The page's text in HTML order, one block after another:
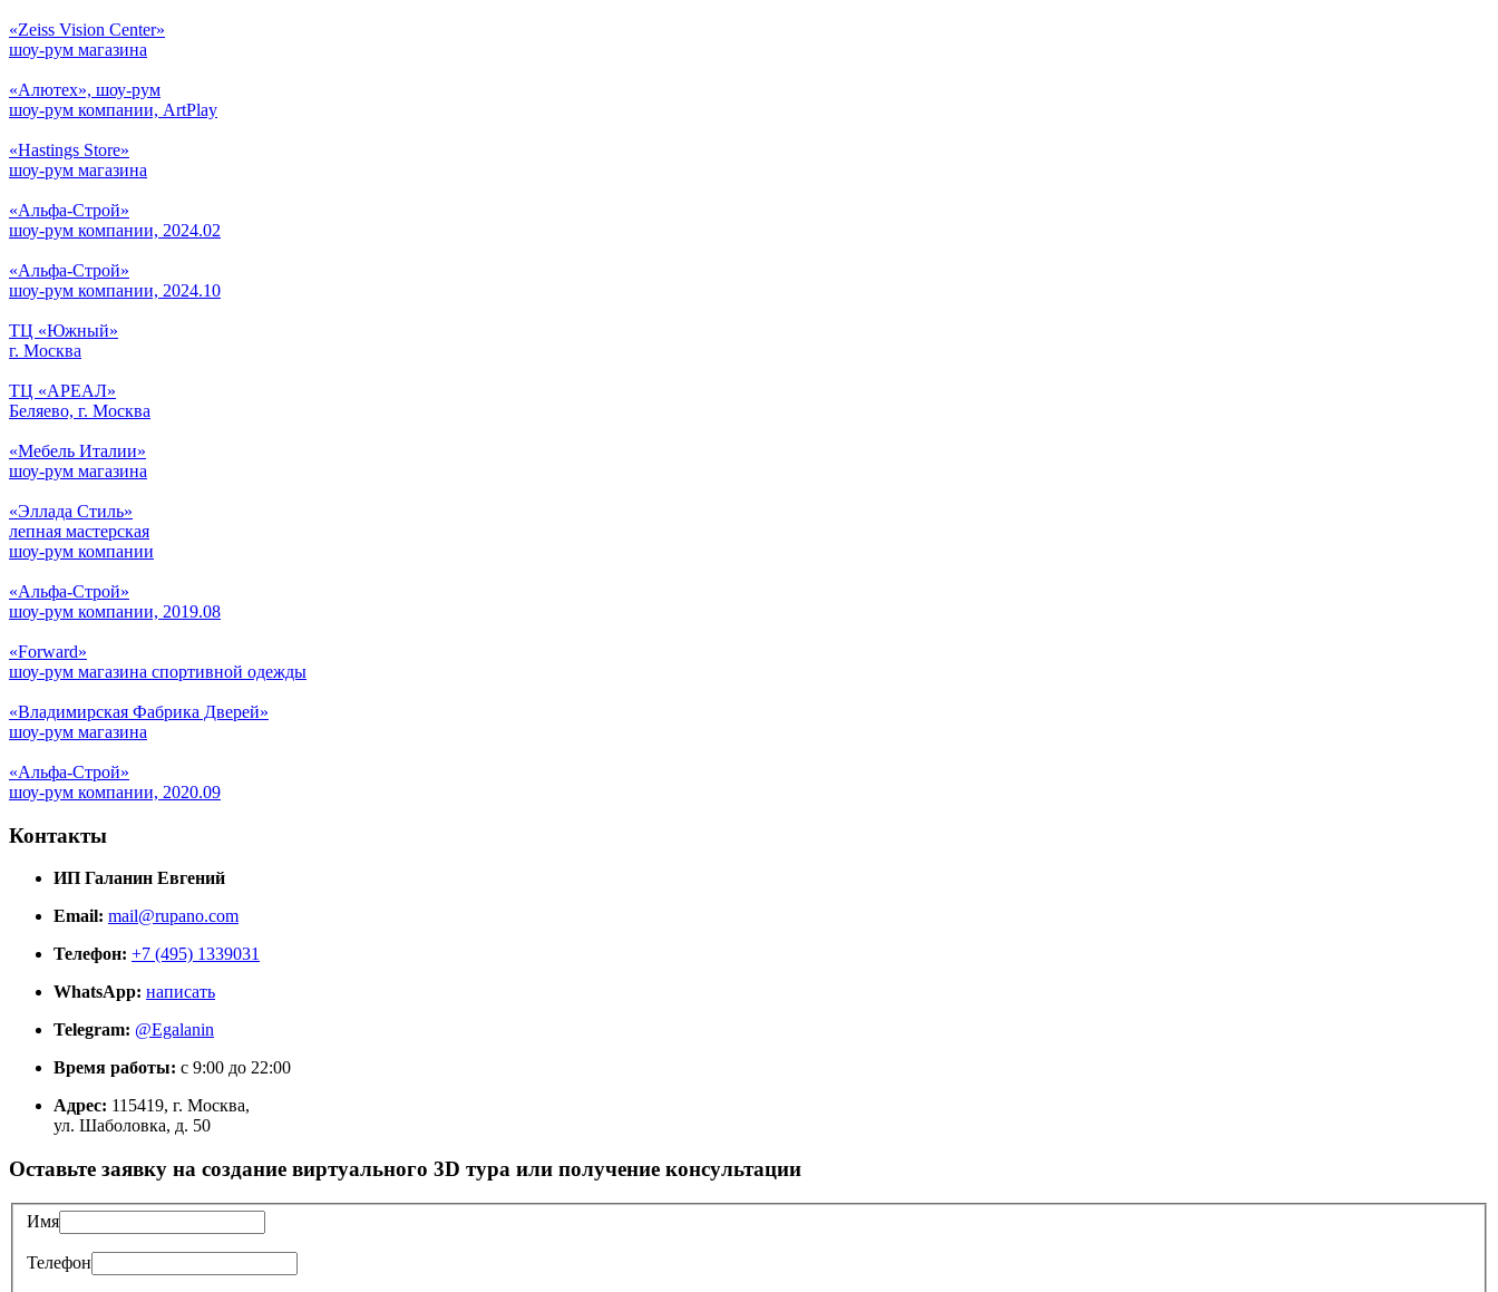
«Zeiss Vision Center»
шоу-рум магазина
«Алютех», шоу-рум
шоу-рум компании, ArtPlay
«Hastings Store»
шоу-рум магазина
«Альфа-Строй»
шоу-рум компании, 2024.02
«Альфа-Строй»
шоу-рум компании, 2024.10
ТЦ «Южный»
г. Москва
ТЦ «АРЕАЛ»
Беляево, г. Москва
«Мебель Италии»
шоу-рум магазина
«Эллада Стиль»
лепная мастерская
шоу-рум компании
«Альфа-Строй»
шоу-рум компании, 2019.08
«Forward»
шоу-рум магазина спортивной одежды
«Владимирская Фабрика Дверей»
шоу-рум магазина
«Альфа-Строй»
шоу-рум компании, 2020.09
Контакты
ИП Галанин Евгений
Email: mail@rupano.com
Телефон: +7 (495) 1339031
WhatsApp: написать
Telegram: @Egalanin
Время работы: с 9:00 до 22:00
Адрес: 115419, г. Москва,
ул. Шаболовка, д. 50
Оставьте заявку на создание виртуального 3D тура или получение консультации
Имя
Телефон